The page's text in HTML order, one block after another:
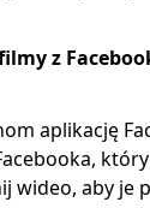
z
aplikację
wideo, aby je